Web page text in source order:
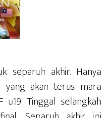
separuh akhir. Hanya
yang akan terus mara
u19. Tinggal selangkah